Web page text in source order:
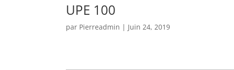
UPE 100
par Pierreadmin | Juin 24, 2019